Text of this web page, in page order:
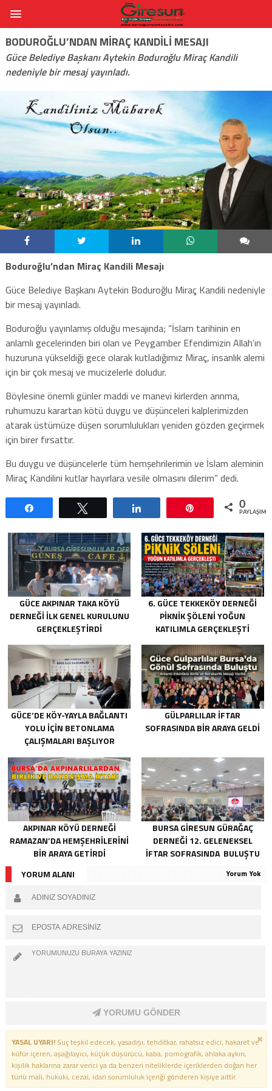
BODUROĞLU’NDAN MIRAÇ KANDILI MESAJI
Güce Belediye Başkanı Aytekin Boduroğlu Miraç Kandili
nedeniyle bir mesaj yayınladı.
Boduroğlu’ndan Miraç Kandili Mesajı
Güce Belediye Başkanı Aytekin Boduroğlu Miraç Kandili nedeniyle
bir mesaj yayınladı.
Boduroğlu yayınlamış olduğu mesajında; “İslam tarihinin en
anlamlı gecelerinden biri olan ve Peygamber Efendimizin Allah’ın
huzuruna yükseldiği gece olarak kutladığımız Miraç, insanlık alemi
için bir çok mesaj ve mucizelerle doludur.
Böylesine önemli günler maddi ve manevi kirlerden arınma,
ruhumuzu karartan kötü duygu ve düşünceleri kalplerimizden
atarak üstümüze düşen sorumlulukları yeniden gözden geçirmek
için birer fırsattır.
Bu duygu ve düşüncelerle tüm hemşehrilerimin ve İslam aleminin
Miraç Kandilini kutlar hayırlara vesile olmasını dilerim” dedi.
0
GÜCE AKPINAR TAKA KÖYÜ
DERNEĞI İLK GENEL KURULUNU
GERÇEKLEŞTIRDI
6. GÜCE TEKKEKÖY DERNEĞI
PIKNIK ŞÖLENI YOĞUN
KATILIMLA GERÇEKLEŞTI
GÜCE’DE KÖY-YAYLA BAĞLANTI
YOLU İÇIN BETONLAMA
ÇALIŞMALARI BAŞLIYOR
GÜLPARLILAR İFTAR
SOFRASINDA BIR ARAYA GELDI
AKPINAR KÖYÜ DERNEĞI
RAMAZAN’DA HEMŞEHRILERINI
BIR ARAYA GETIRDI
BURSA GIRESUN GÜRAĞAÇ
DERNEĞI 12. GELENEKSEL
İFTAR SOFRASINDA BULUŞTU
YORUM ALANI
Yorum Yok
YORUMU GÖNDER
YASAL UYARI!Suç teşkil edecek, yasadışı, tehditkar, rahatsız edici, hakaret ve
küfür içeren, aşağılayıcı, küçük düşürücü, kaba, pornografik, ahlaka aykırı,
kişilik haklarına zarar verici ya da benzeri niteliklerde içeriklerden doğan her
türlü mali, hukuki, cezai, idari sorumluluk içeriği gönderen kişiye aittir.